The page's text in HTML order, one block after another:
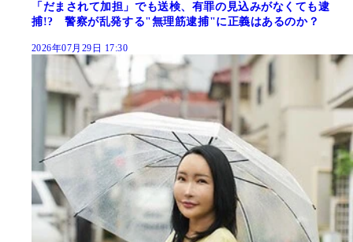
「だまされて加担」でも送検、有罪の見込みがなくても逮
捕!? 警察が乱発する"無理筋逮捕"に正義はあるのか？
2026年07月29日 17:30